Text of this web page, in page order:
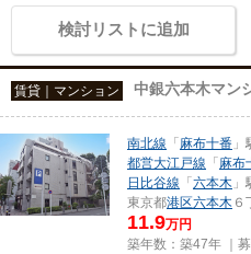
検討リストに追加
賃貸｜マンション 中銀六本木マン
南北線 「麻布十番
都営大江戸線 「麻布
日比谷線 「六本木
東京都港区六本木 ６
11.9万円
築年数：築47年 ｜募